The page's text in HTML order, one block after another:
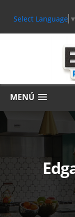
Select Language ▼
MENÚ